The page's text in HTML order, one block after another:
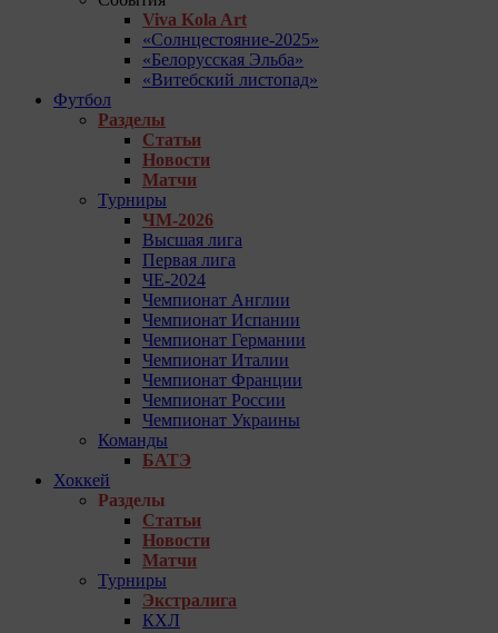
Viva Kola Art
«Солнцестояние-2025»
«Белорусская Эльба»
«Витебский листопад»
Футбол
Разделы
Статьи
Новости
Матчи
Турниры
ЧМ-2026
Высшая лига
Первая лига
ЧЕ-2024
Чемпионат Англии
Чемпионат Испании
Чемпионат Германии
Чемпионат Италии
Чемпионат Франции
Чемпионат России
Чемпионат Украины
Команды
БАТЭ
Хоккей
Разделы
Статьи
Новости
Матчи
Турниры
Экстралига
КХЛ